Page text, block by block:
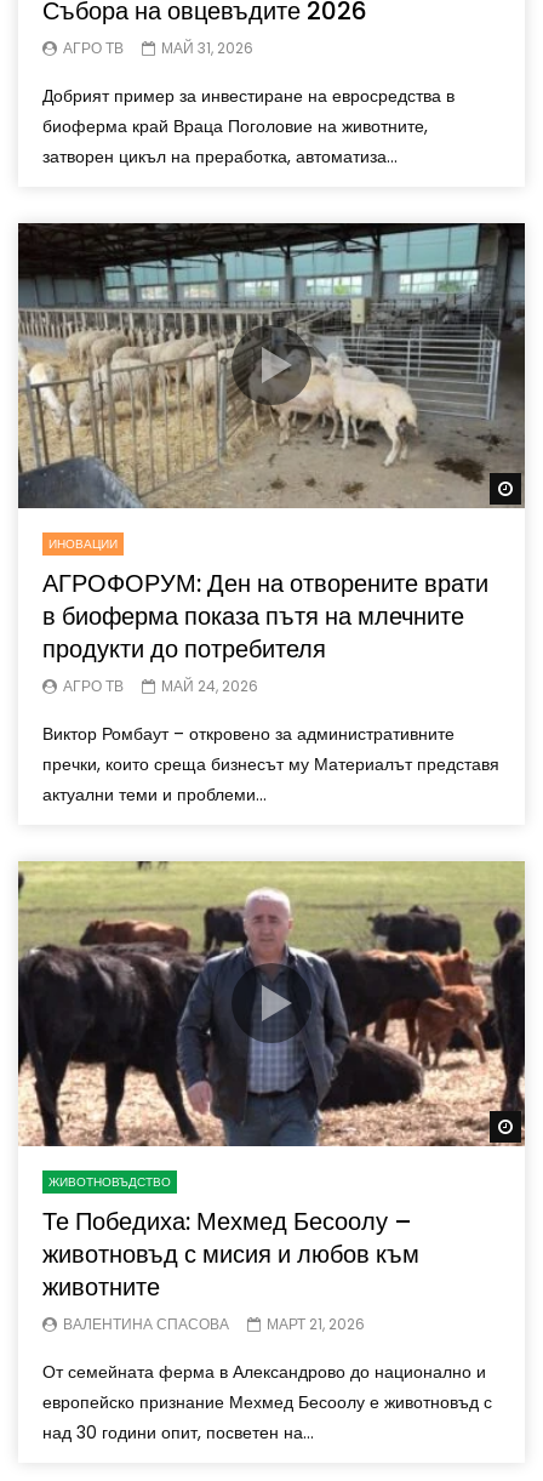
Събора на овцевъдите 2026
АГРО ТВ МАЙ 31, 2026
Добрият пример за инвестиране на евросредства в
биоферма край Враца Поголовие на животните,
затворен цикъл на преработка, автоматиза...
ИНОВАЦИИ
АГРОФОРУМ: Ден на отворените врати
в биоферма показа пътя на млечните
продукти до потребителя
АГРО ТВ МАЙ 24, 2026
Виктор Ромбаут – откровено за административните
пречки, които среща бизнесът му Материалът представя
актуални теми и проблеми...
ЖИВОТНОВЪДСТВО
Те Победиха: Мехмед Бесоолу –
животновъд с мисия и любов към
животните
ВАЛЕНТИНА СПАСОВА МАРТ 21, 2026
От семейната ферма в Александрово до национално и
европейско признание Мехмед Бесоолу е животновъд с
над 30 години опит, посветен на...